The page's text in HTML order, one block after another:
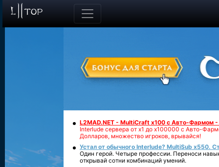
L2MAD.NET - MultiCraft x100 с Авто-Фармом
Interlude сервера от х1 до х100000 с Авто-
Долларов, множество игроков, врывайся!
Устал от обычного Interlude? MultiSub x550.
Один герой. Четыре профессии. Переноси
открывай сотни комбинаций умений.